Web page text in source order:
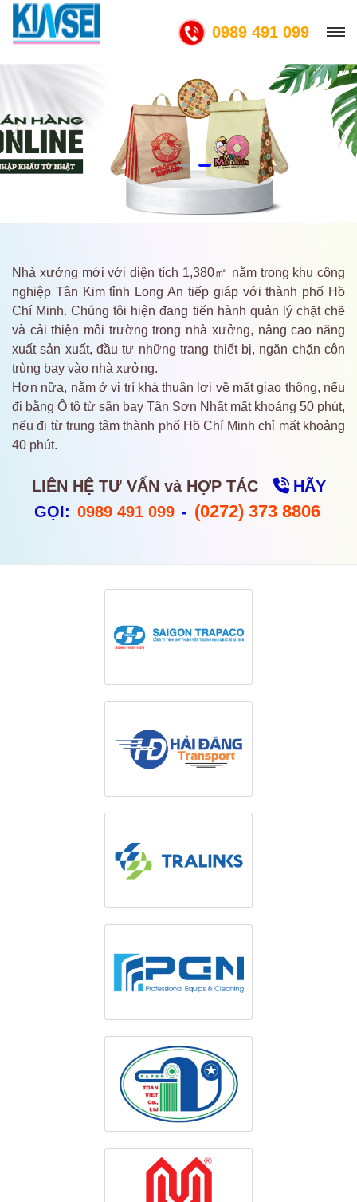
0989 491 099
Nhà xưởng mới với diện tích 1,380㎡ nằm trong khu công
nghiệp Tân Kim tỉnh Long An tiếp giáp với thành phố Hồ
Chí Minh. Chúng tôi hiện đang tiến hành quản lý chặt chẽ
và cải thiện môi trường trong nhà xưởng, nâng cao năng
xuất sản xuất, đầu tư những trang thiết bị, ngăn chặn côn
trùng bay vào nhà xưởng.
Hơn nữa, nằm ở vị trí khá thuận lợi về mặt giao thông, nếu
đi bằng Ô tô từ sân bay Tân Sơn Nhất mất khoảng 50 phút,
nếu đi từ trung tâm thành phố Hồ Chí Minh chỉ mất khoảng
40 phút.
LIÊN HỆ TƯ VẤN và HỢP TÁC
HÃY
GỌI: 0989 491 099 - (0272) 373 8806